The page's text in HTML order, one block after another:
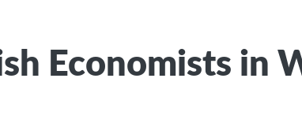
Economists in